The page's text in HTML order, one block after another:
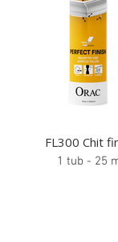
FL300
1 tub - 25